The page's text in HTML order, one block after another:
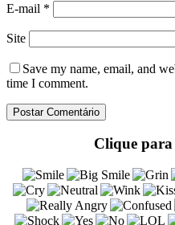
E-mail *
Site
Save my name, email, and
time I comment.
Clique